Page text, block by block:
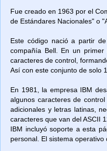
Fue creado en 1963 por el
de Estándares Nacionales" o
Este código nació a partir
compañía Bell. En un
caracteres de control,
Así con este conjunto de solo
En 1981, la empresa IBM
algunos caracteres de
adicionales y letras latinas,
caracteres que van del ASCII
IBM incluyó soporte a esta
personal. El sistema